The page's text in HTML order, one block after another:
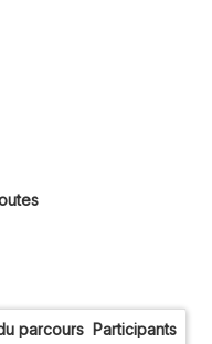
parcours Participants